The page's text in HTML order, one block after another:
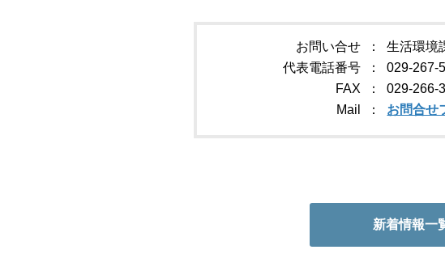
お問い合せ
生活環境
代表電話番号
029-267-
FAX
029-266-
Mail
お問合せ
新着情報一